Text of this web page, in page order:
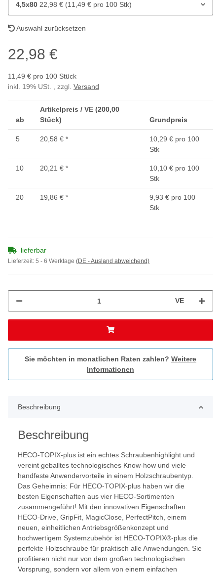
4,5x80 22,98 € (11,49 € pro 100 Stk)
Auswahl zurücksetzen
22,98 €
11,49 € pro 100 Stück
inkl. 19% USt. , zzgl. Versand
ab
Artikelpreis / VE (200,00
Stück)
Grundpreis
5 20,58 € *
10,29 € pro 100
Stk
10 20,21 € *
10,10 € pro 100
Stk
20 19,86 € *
9,93 € pro 100
Stk
lieferbar
Lieferzeit: 5 - 6 Werktage (DE - Ausland abweichend)
VE
Sie möchten in monatlichen Raten zahlen? Weitere
Informationen
Beschreibung
Beschreibung
HECO-TOPIX-plus ist ein echtes Schraubenhighlight und
vereint geballtes technologisches Know-how und viele
handfeste Anwendervorteile in einem Holzschraubentyp.
Das Geheimnis: Für HECO-TOPIX-plus haben wir die
besten Eigenschaften aus vier HECO-Sortimenten
zusammengeführt! Mit den innovativen Eigenschaften
HECO-Drive, GripFit, MagicClose, PerfectPitch, einem
neuen, einheitlichen Antriebsgrößenkonzept und
hochwertigem Systemzubehör ist HECO-TOPIX®-plus die
perfekte Holzschraube für praktisch alle Anwendungen. Sie
profitieren nicht nur von dem großen technologischen
Vorsprung, sondern vor allem von einem einfachen